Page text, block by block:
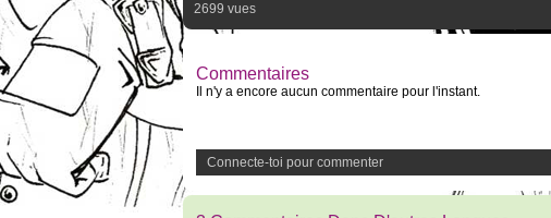
2699 vues
Commentaires
Il n'y a encore aucun commentaire pour l'instant.
Connecte-toi pour commenter